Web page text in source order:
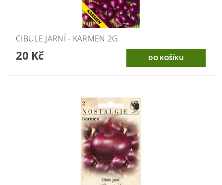
CIBULE JARNÍ - KARMEN 2G
20 Kč